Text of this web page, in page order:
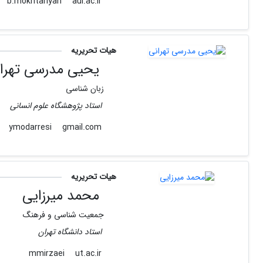
هیات تحریریه
یحیی مدرسی
زبان شناسی
استاد پژوهشگاه علوم انسانی
gmail.com
هیات تحریریه
محمد میرزایی
جمعیت شناسی و فرهنگ
استاد دانشگاه تهران
mmirzaei
ut.ac.ir